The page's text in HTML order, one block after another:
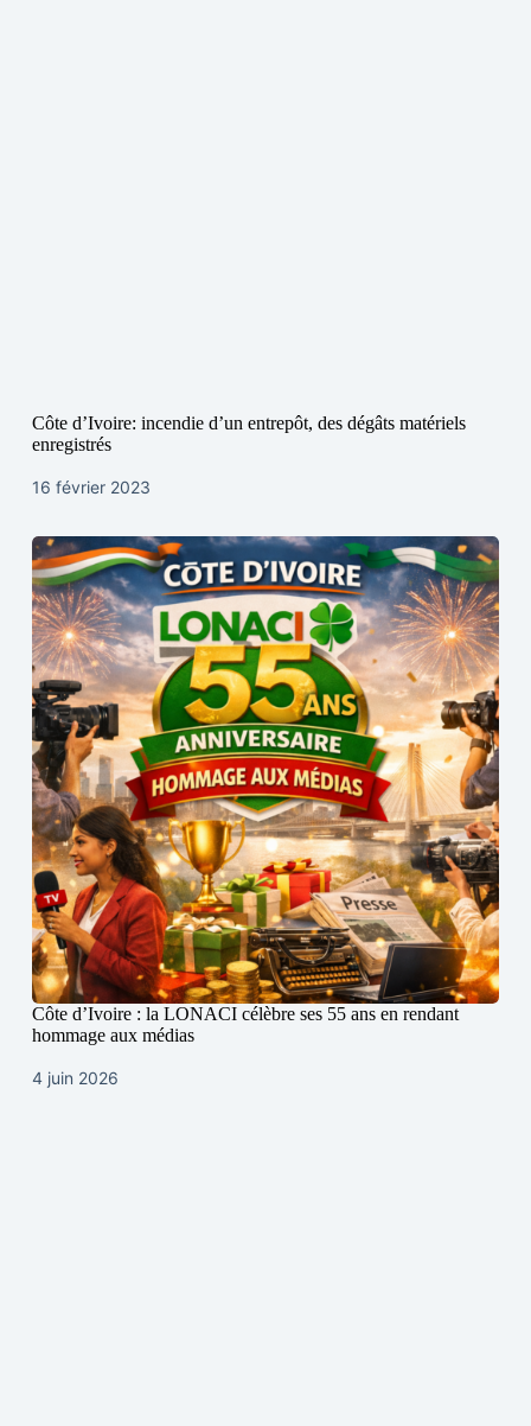
Côte d’Ivoire: incendie d’un entrepôt, des dégâts matériels
enregistrés
16 février 2023
Côte d’Ivoire : la LONACI célèbre ses 55 ans en rendant
hommage aux médias
4 juin 2026